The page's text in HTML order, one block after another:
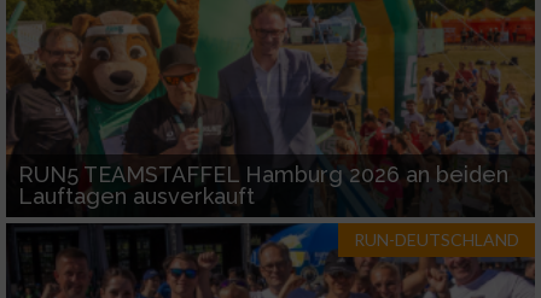
RUN5 TEAMSTAFFEL Hamburg 2026 an beiden
Lauftagen ausverkauft
RUN-DEUTSCHLAND
Verwendung genauer Standortdaten
Geräte anhand von aktiv angeforderten
Informationen identifizieren
Nicht-IAB-Verarbeitungszwecke:
Notwendig
Performance